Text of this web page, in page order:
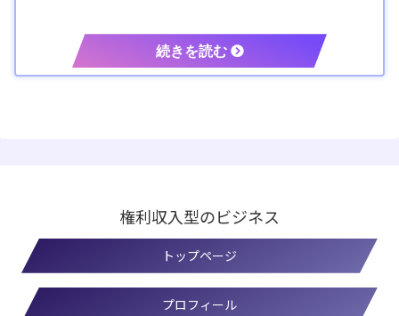
権利収入型のビジネス
トップページ
プロフィール